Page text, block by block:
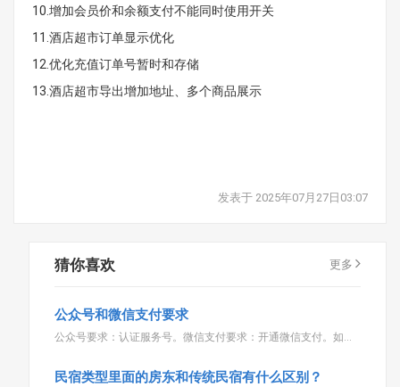
10.增加会员价和余额支付不能同时使用开关
11.酒店超市订单显示优化
12.优化充值订单号暂时和存储
13.酒店超市导出增加地址、多个商品展示
发表于 2025年07月27日03:07
猜你喜欢 更多
公众号和微信支付要求
公众号要求：认证服务号。微信支付要求：开通微信支付。如果需要用在线提现功能，则需要开通微信支付的企业转账到零钱的接口。如果没开通，只能用支付宝、银行的人工转账玩法。
民宿类型里面的房东和传统民宿有什么区别？